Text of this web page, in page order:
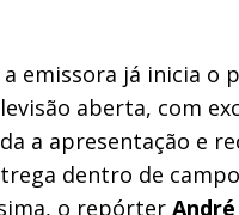
emissora já inicia o
aberta, com
a apresentação e
dentro de
o repórter